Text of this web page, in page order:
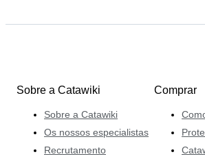
Sobre a Catawiki
Sobre a Catawiki
Os nossos especialistas
Recrutamento
Comprar